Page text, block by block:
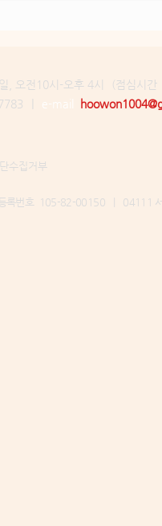
e-mail
, 오전10시-오후 4시 (점심시
수집거부
록번호 105-82-00150| 04111